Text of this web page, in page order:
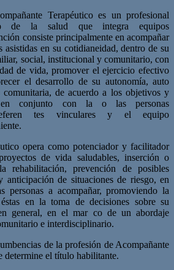
Terapéutico es un profesional
de la salud que integra equipos
consiste principalmente en acompañar
asistidas en su cotidianeidad, dentro de su
social, institucional y comunitario, con
de vida, promover el ejercicio efectivo
el desarrollo de su autonomía, auto
de acuerdo a los objetivos y
en conjunto con la o las personas
tes vinculares y el equipo
opera como potenciador y facilitador
de vida saludables, inserción o
rehabilitación, prevención de posibles
anticipación de situaciones de riesgo, en
personas a acompañar, promoviendo la
en la toma de decisiones sobre su
general, en el mar­ co de un abordaje
e interdisciplinario.
de la profesión de Acompañante
determine el título habilitante.